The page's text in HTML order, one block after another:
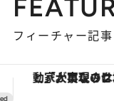
フィーチャー記事
【銀座で出合う最旬美容】美髪ケアや上質な眠り…セルフ